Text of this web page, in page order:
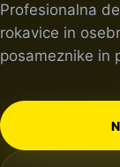
Profesionalna
rokavice in
posameznike in